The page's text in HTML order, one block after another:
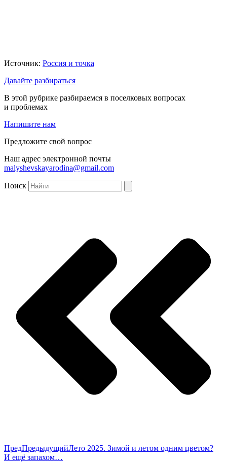
Источник: Россия и точка
Давайте разбираться
В этой рубрике разбираемся в поселковых вопросах
и проблемах
Напишите нам
Предложите свой вопрос
Наш адрес электронной почты
malyshevskayarodina@gmail.com
Поиск
ПредПредыдущийЛето 2025. Зимой и летом одним цветом?
И ещё запахом…